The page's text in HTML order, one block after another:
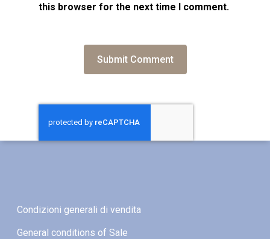
this browser for the next time I comment.
Condizioni generali di vendita
General conditions of Sale